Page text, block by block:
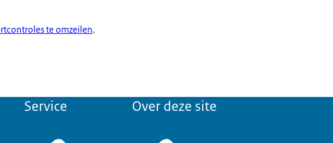
te omzeilen.
Service Over deze site